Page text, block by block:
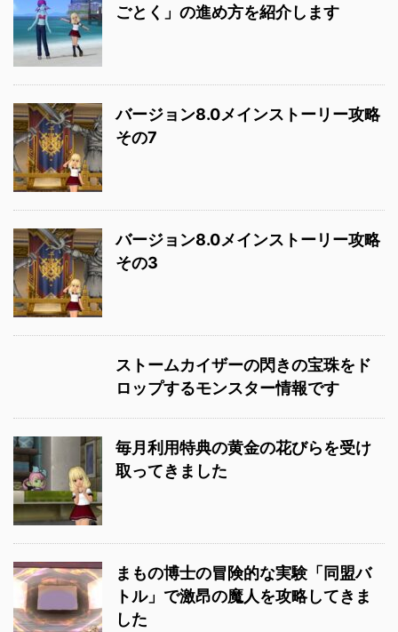
ごとく」の進め方を紹介します
バージョン8.0メインストーリー攻略
その7
バージョン8.0メインストーリー攻略
その3
ストームカイザーの閃きの宝珠をド
ロップするモンスター情報です
毎月利用特典の黄金の花びらを受け
取ってきました
まもの博士の冒険的な実験「同盟バ
トル」で激昂の魔人を攻略してきま
した